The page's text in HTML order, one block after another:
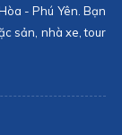
- Phú Yên. Bạn
sản, nhà xe, tour